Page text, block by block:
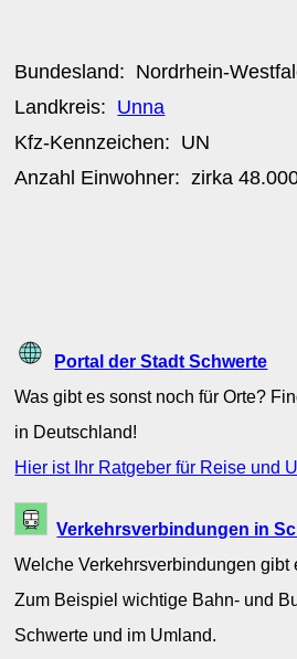
Bundesland: Nordrhein-
Landkreis: Unna
Kfz-Kennzeichen: UN
Anzahl Einwohner: zirka
Portal der Stadt Schwerte
Was gibt es sonst noch für Orte?
in Deutschland!
Hier ist Ihr Ratgeber für Reise und
Verkehrsverbindungen in
Welche Verkehrsverbindungen gibt
Zum Beispiel wichtige Bahn- und
Schwerte und im Umland.